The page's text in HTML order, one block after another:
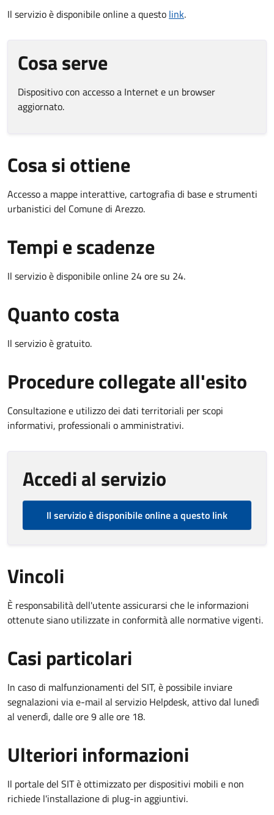
Il servizio è disponibile online a questo link.
Cosa serve
Dispositivo con accesso a Internet e un browser
aggiornato.
Cosa si ottiene
Accesso a mappe interattive, cartografia di base e strumenti
urbanistici del Comune di Arezzo.
Tempi e scadenze
Il servizio è disponibile online 24 ore su 24.
Quanto costa
Il servizio è gratuito.
Procedure collegate all'esito
Consultazione e utilizzo dei dati territoriali per scopi
informativi, professionali o amministrativi.
Accedi al servizio
Il servizio è disponibile online a questo link
Vincoli
È responsabilità dell'utente assicurarsi che le informazioni
ottenute siano utilizzate in conformità alle normative vigenti.
Casi particolari
In caso di malfunzionamenti del SIT, è possibile inviare
segnalazioni via e-mail al servizio Helpdesk, attivo dal lunedì
al venerdì, dalle ore 9 alle ore 18.
Ulteriori informazioni
Il portale del SIT è ottimizzato per dispositivi mobili e non
richiede l'installazione di plug-in aggiuntivi.